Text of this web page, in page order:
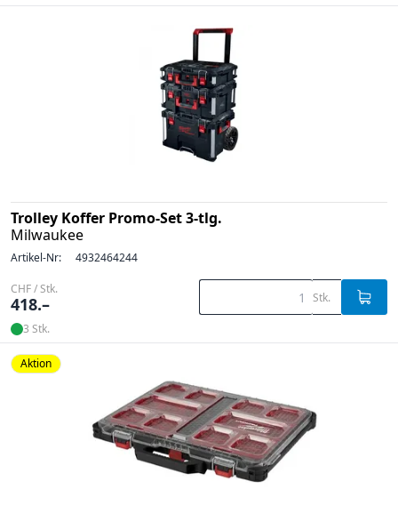
Trolley Koffer Promo-Set 3-tlg.
Milwaukee
Artikel-Nr: 4932464244
CHF / Stk.
418.– Stk.
3 Stk.
Aktion